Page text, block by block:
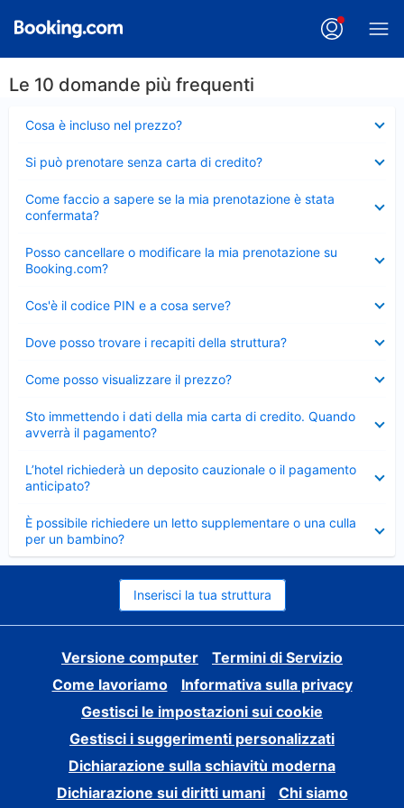
Le 10 domande più frequenti
Cosa è incluso nel prezzo?
chiuso
Si può prenotare senza carta di credito?
chiuso
Come faccio a sapere se la mia prenotazione è stata
confermata?
chiuso
Posso cancellare o modificare la mia prenotazione su
Booking.com?
chiuso
Cos'è il codice PIN e a cosa serve?
chiuso
Dove posso trovare i recapiti della struttura?
chiuso
Come posso visualizzare il prezzo?
chiuso
Sto immettendo i dati della mia carta di credito. Quando
avverrà il pagamento?
chiuso
L’hotel richiederà un deposito cauzionale o il pagamento
anticipato?
chiuso
È possibile richiedere un letto supplementare o una culla
per un bambino?
Elemento
chiuso
Inserisci la tua struttura
Versione computer
Termini di Servizio
Come lavoriamo
Informativa sulla privacy
Gestisci le impostazioni sui cookie
Gestisci i suggerimenti personalizzati
Dichiarazione sulla schiavitù moderna
Dichiarazione sui diritti umani
Chi siamo